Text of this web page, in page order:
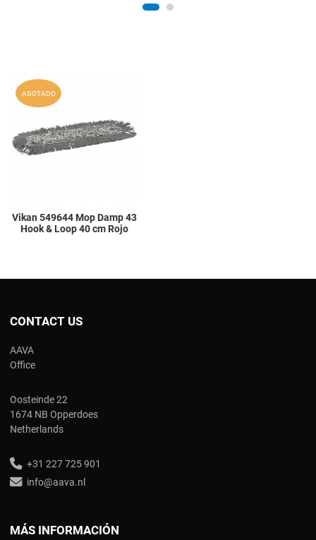
AGOTADO
Vikan 549644 Mop Damp 43
Hook & Loop 40 cm Rojo
CONTACT US
AAVA
Office
Oosteinde 22
1674 NB Opperdoes
Netherlands
+31 227 725 901
info@aava.nl
MÁS INFORMACIÓN